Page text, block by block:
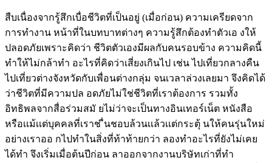
สืบเนื่องจากรู้สึกเบื่อชีวิตที่เป็นอยู่ (เมื่อก่อน) ความเครียดจาก
การทำงาน หน้าที่ในบทบาทต่างๆ ความรู้สึกต้องทำตัวเอ งให้
ปลอดภัยเพราะคิดว่า ชีวิตตัวเองมีผลกับคนรอบข้าง ความคิดนี้
ทำให้ไม่กล้าทำ อะไรที่คิดว่าเสี่ยงเกินไป เช่น ไปเที่ยวกลางคืน
ไปเที่ยวต่างจังหวัดกับเพื่อนต่างกลุ่ม จนเวลาล่วงเลยมา จึงคิดได้
ว่าชีวิตที่มีความปล อดภัยไม่ใช่ชีวิตที่เราต้องการ รวมทั้ง
อิทธิพลจากสื่อร่วมสมั ยไม่ว่าจะเป็นทางอินเทอร์เน็ต หนังสือ
หรือเเม้เเต่บุคคลที่เราช ื่นชอบล้วนเเล้วเเต่กระตุ้ นให้คนรุ่นใหม่
อย่างเราออ กไปทำในสิ่งที่ท้าท้ายกว่า ลองทำอะไรที่ยังไม่เคย
ได้ทำ จึงเริ่มเมื่อต้นปีก่อน ลาออกจากงานบริษัทเก่าที่ทำ